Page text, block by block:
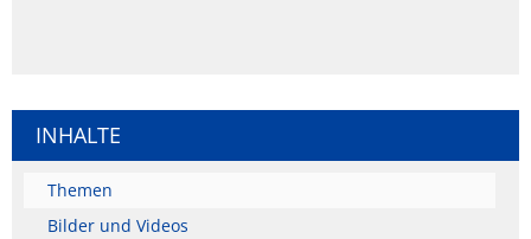
INHALTE
Themen
Bilder und Videos